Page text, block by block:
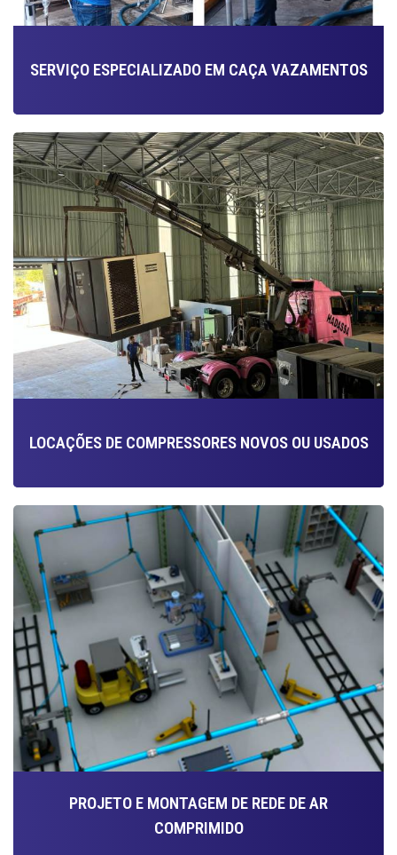
SERVIÇO ESPECIALIZADO EM CAÇA VAZAMENTOS
LOCAÇÕES DE COMPRESSORES NOVOS OU USADOS
PROJETO E MONTAGEM DE REDE DE AR
COMPRIMIDO